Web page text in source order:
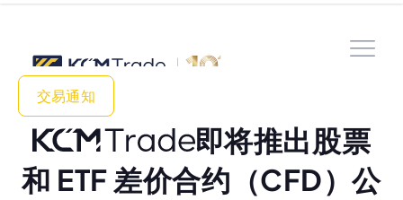
交易通知
即将推出股票
和 ETF 差价合约（CFD）公